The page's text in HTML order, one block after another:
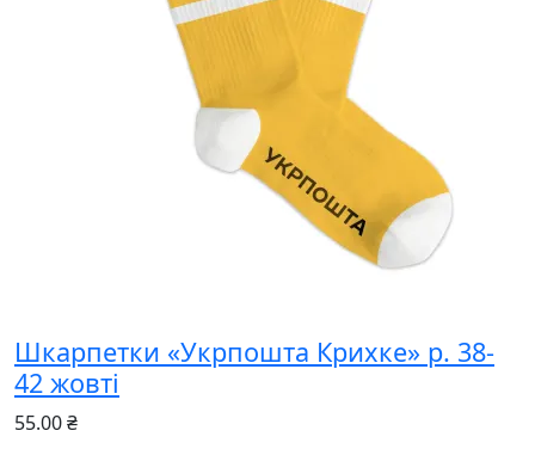
Шкарпетки «Укрпошта Крихке» р. 38-
42 жовті
55.00 ₴